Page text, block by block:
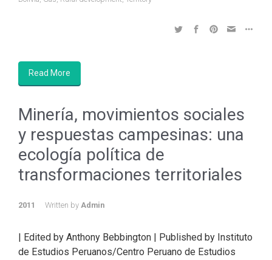
Read More
Minería, movimientos sociales
y respuestas campesinas: una
ecología política de
transformaciones territoriales
2011 Written by Admin
| Edited by Anthony Bebbington | Published by Instituto
de Estudios Peruanos/Centro Peruano de Estudios